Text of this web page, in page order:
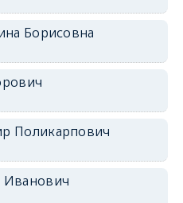
Борисовна
Поликарпович